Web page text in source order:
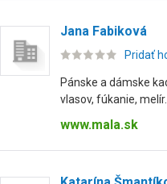
Jana Fabiková
Pridať
Pánske a dámske
vlasov, fúkanie, melír.
www.mala.sk